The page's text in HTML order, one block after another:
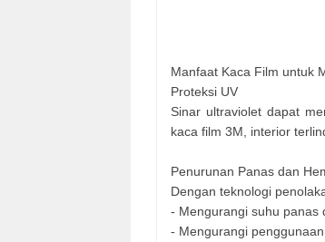
Manfaat Kaca Film untuk
Proteksi UV
Sinar ultraviolet dapat
kaca film 3M, interior
Penurunan Panas dan
Dengan teknologi
- Mengurangi suhu panas
- Mengurangi